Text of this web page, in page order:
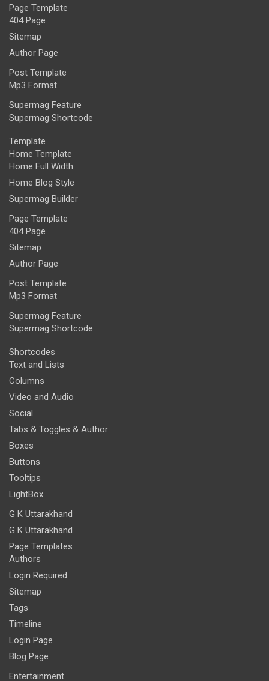
Page Template
404 Page
Sitemap
Author Page
Post Template
Mp3 Format
Supermag Feature
Supermag Shortcode
Template
Home Template
Home Full Width
Home Blog Style
Supermag Builder
Page Template
404 Page
Sitemap
Author Page
Post Template
Mp3 Format
Supermag Feature
Supermag Shortcode
Shortcodes
Text and Lists
Columns
Video and Audio
Social
Tabs & Toggles & Author
Boxes
Buttons
Tooltips
LightBox
G K Uttarakhand
G K Uttarakhand
Page Templates
Authors
Login Required
Sitemap
Tags
Timeline
Login Page
Blog Page
Entertainment